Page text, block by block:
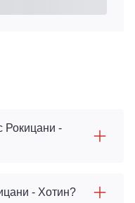
Рокицани -
- Хотин?